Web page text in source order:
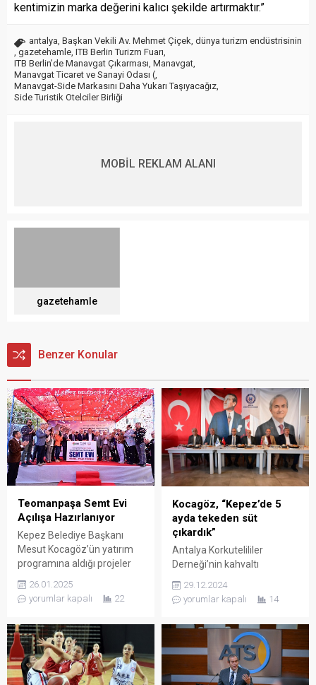
kentimizin marka değerini kalıcı şekilde artırmaktır.”
antalya, Başkan Vekili Av. Mehmet Çiçek, dünya turizm endüstrisinin
, gazetehamle, ITB Berlin Turizm Fuarı,
ITB Berlin’de Manavgat Çıkarması, Manavgat,
Manavgat Ticaret ve Sanayi Odası (,
Manavgat-Side Markasını Daha Yukarı Taşıyacağız,
Side Turistik Otelciler Birliği
MOBİL REKLAM ALANI
gazetehamle
Benzer Konular
Teomanpaşa Semt Evi
Açılışa Hazırlanıyor
Kepez Belediye Başkanı
Mesut Kocagöz’ün yatırım
programına aldığı projeler
arasında yer alan ve Kasım
ayında inşasına başlanan
Teomanpaşa Semt Evi,
Belediyesi, sosyal
belediyecilik hizmetleri
kapsamında mahallelere
semt evleri kazandırıyor.
26.01.2025
yorumlar kapalı
22
Kocagöz, “Kepez’de 5
ayda tekeden süt
çıkardık”
Antalya Korkutelililer
Derneği’nin kahvaltı
Belediye Başkanı Mesut
Kocagöz, 1 milyar 226
680 bin nüfuslu Kepez’in
mali tablosunu aktardı.
Başkan Kocagöz,
“Gelirlerimizi artırdık,
29.12.2024
yorumlar kapalı
14